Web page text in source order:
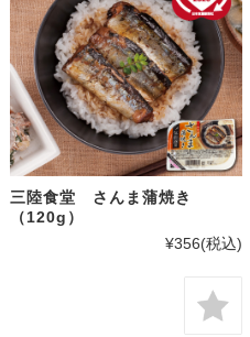
三陸食堂 さんま蒲焼き
（120g）
¥356(税込)